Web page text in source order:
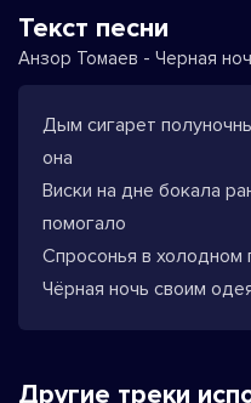
Текст песни
Анзор Томаев - Черная
Дым сигарет
она
Виски на дне бокала
помогало
Спросонья в холодном
Чёрная ночь своим
Другие треки